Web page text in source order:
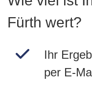
Fürth wert?
Ihr
per E-